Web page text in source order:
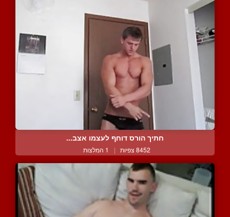
חתיך הורס דוחף לעצמו אצב...
8452 צפיות | 1 המלצות